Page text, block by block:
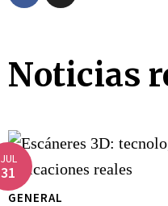
Noticias
JUL
31
GENERAL